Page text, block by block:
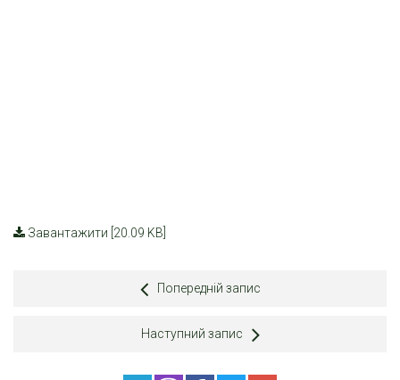
Завантажити [20.09 KB]
Попередній запис
Наступний запис